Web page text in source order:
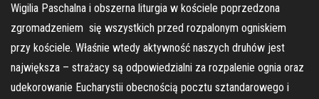
Wigilia Paschalna i obszerna liturgia w kościele poprzedzona
zgromadzeniem się wszystkich przed rozpalonym ogniskiem
przy kościele. Właśnie wtedy aktywność naszych druhów jest
największa – strażacy są odpowiedzialni za rozpalenie ognia oraz
udekorowanie Eucharystii obecnością pocztu sztandarowego i